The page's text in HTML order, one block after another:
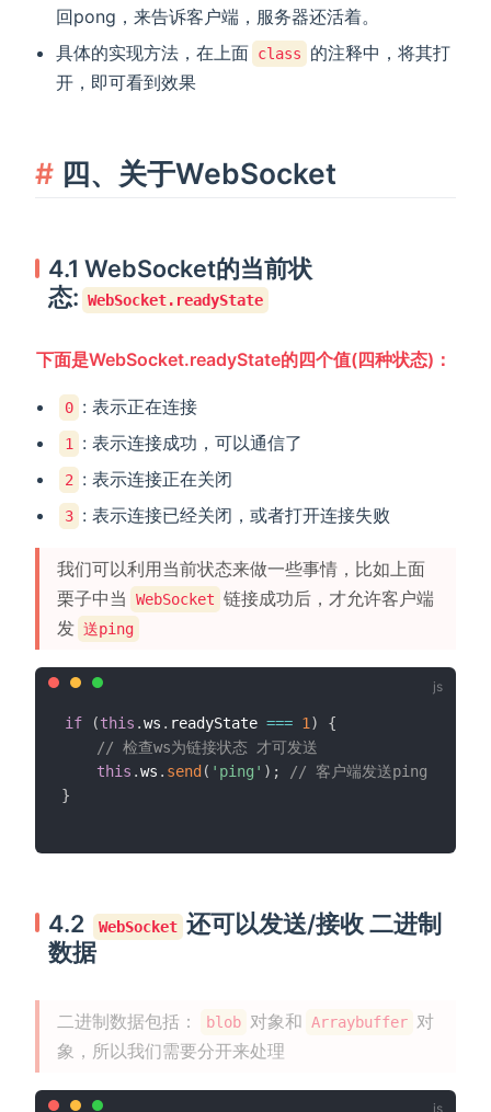
回pong，来告诉客户端，服务器还活着。
具体的实现方法，在上面 class
的注释中，将其打
开，即可看到效果
四、关于WebSocket
4.1 WebSocket的当前状
态: WebSocket.readyState
下面是WebSocket.readyState的四个值(四种状态)：
0 : 表示正在连接
1 : 表示连接成功，可以通信了
2 : 表示连接正在关闭
3 : 表示连接已经关闭，或者打开连接失败
我们可以利用当前状态来做一些事情，比如上面
栗子中当
WebSocket 链接成功后，才允许客户端
发 送ping
if (this .ws . readyState === 1)
{
// 检查ws为链接状态 才可发送
this .ws . send ( 'ping' ) ;
// 客户端发送ping
}
4.2 WebSocket 还可以发送/接收 二进制
数据
二进制数据包括： blob 对象和 Arraybuffer 对
象，所以我们需要分开来处理